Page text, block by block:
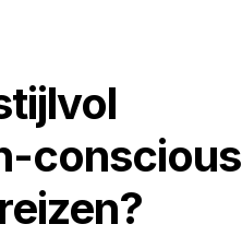
conscious